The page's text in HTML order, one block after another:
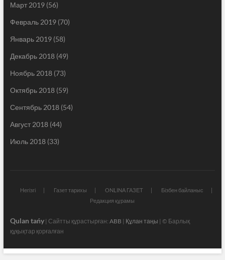
Март 2019(56)
Февраль 2019(70)
Январь 2019(58)
Декабрь 2018(49)
Ноябрь 2018(73)
Октябрь 2018(59)
Сентябрь 2018(54)
Август 2018(44)
Июль 2018(33)
Негізгі Газет тарихы ONLINA ГАЗЕТ
Бізбен байланыс
Редакция құрамы
Qulan tańy| Сайтты құрастырған: ABB | Құлан таңы | © Барлық
құқықтар қорғалған